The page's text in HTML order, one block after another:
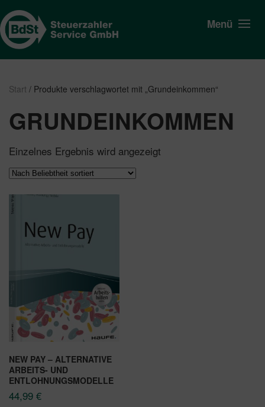
Menü
Start / Produkte verschlagwortet mit „Grundeinkommen“
GRUNDEINKOMMEN
Einzelnes Ergebnis wird angezeigt
NEW PAY – ALTERNATIVE
ARBEITS- UND
ENTLOHNUNGSMODELLE
44,99 €